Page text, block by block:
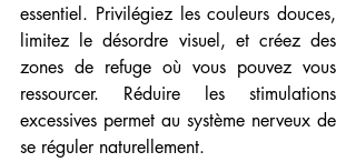
essentiel. Privilégiez les couleurs douces,
limitez le désordre visuel, et créez des
zones de refuge où vous pouvez vous
ressourcer. Réduire les stimulations
excessives permet au système nerveux de
se réguler naturellement.